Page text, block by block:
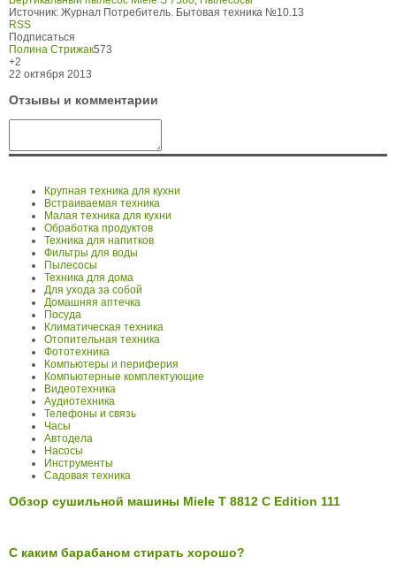
Источник: Журнал Потребитель. Бытовая техника №10.13
RSS
Подписаться
Полина Стрижак573
+2
22 октября 2013
Отзывы и комментарии
Крупная техника для кухни
Встраиваемая техника
Малая техника для кухни
Обработка продуктов
Техника для напитков
Фильтры для воды
Пылесосы
Техника для дома
Для ухода за собой
Домашняя аптечка
Посуда
Климатическая техника
Отопительная техника
Фототехника
Компьютеры и периферия
Компьютерные комплектующие
Видеотехника
Аудиотехника
Телефоны и связь
Часы
Автодела
Насосы
Инструменты
Садовая техника
Обзор сушильной машины Miele T 8812 С Edition 111
С каким барабаном стирать хорошо?